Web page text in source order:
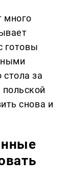
много
готовы
за
снова и